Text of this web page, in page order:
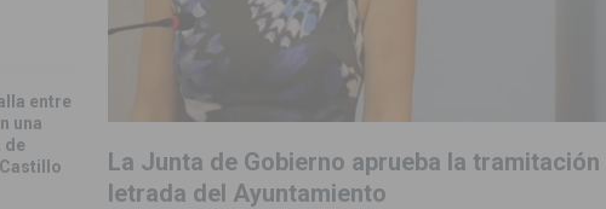
La Junta de Gobierno aprueba la
letrada del Ayuntamiento
entre
una
de